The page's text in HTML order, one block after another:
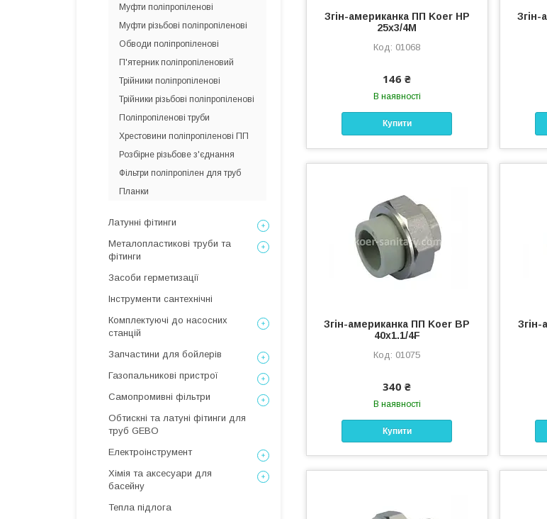
Згін-американка ПП Koer НР
25x3/4M
01068
146 ₴
В наявності
Купити
Згін-американка ПП Koer ВР
40x1.1/4F
01075
340 ₴
В наявності
Купити
Муфти поліпропіленові
Муфти різьбові поліпропіленові
Обводи поліпропіленові
П'ятерник поліпропіленовий
Трійники поліпропіленові
Трійники різьбові поліпропіленові
Поліпропіленові труби
Хрестовини поліпропіленові ПП
Розбірне різьбове з'єднання
Фільтри поліпропілен для труб
Планки
Латунні фітинги
Металопластикові труби та
фітинги
Засоби герметизації
Інструменти сантехнічні
Комплектуючі до насосних
станцій
Запчастини для бойлерів
Газопальникові пристрої
Самопромивні фільтри
Обтискні та латуні фітинги для
труб GEBO
Електроінструмент
Хімія та аксесуари для
басейну
Тепла підлога